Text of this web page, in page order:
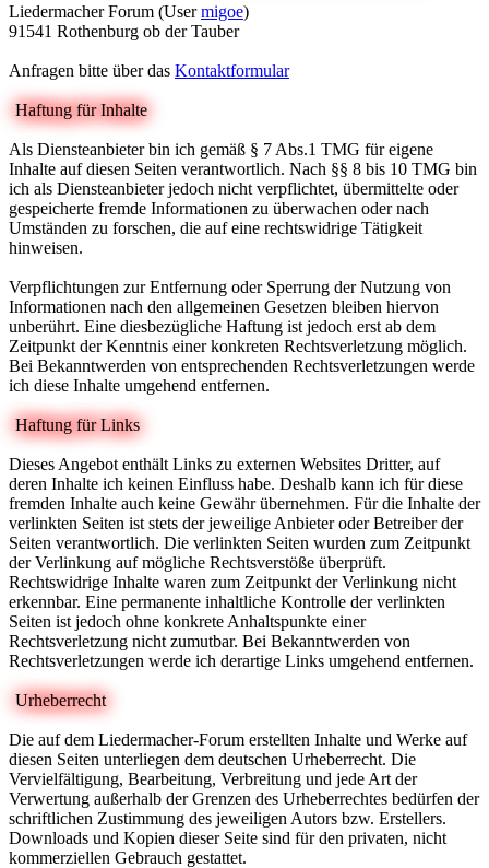
Liedermacher Forum (Usermigoe)
91541 Rothenburg ob der Tauber
Anfragen bitte über das Kontaktformular
Haftung für Inhalte
Als Diensteanbieter bin ich gemäß § 7 Abs.1 TMG für eigene
Inhalte auf diesen Seiten verantwortlich. Nach §§ 8 bis 10 TMG bin
ich als Diensteanbieter jedoch nicht verpflichtet, übermittelte oder
gespeicherte fremde Informationen zu überwachen oder nach
Umständen zu forschen, die auf eine rechtswidrige Tätigkeit
hinweisen.
Verpflichtungen zur Entfernung oder Sperrung der Nutzung von
Informationen nach den allgemeinen Gesetzen bleiben hiervon
unberührt. Eine diesbezügliche Haftung ist jedoch erst ab dem
Zeitpunkt der Kenntnis einer konkreten Rechtsverletzung möglich.
Bei Bekanntwerden von entsprechenden Rechtsverletzungen werde
ich diese Inhalte umgehend entfernen.
Haftung für Links
Dieses Angebot enthält Links zu externen Websites Dritter, auf
deren Inhalte ich keinen Einfluss habe. Deshalb kann ich für diese
fremden Inhalte auch keine Gewähr übernehmen. Für die Inhalte der
verlinkten Seiten ist stets der jeweilige Anbieter oder Betreiber der
Seiten verantwortlich. Die verlinkten Seiten wurden zum Zeitpunkt
der Verlinkung auf mögliche Rechtsverstöße überprüft.
Rechtswidrige Inhalte waren zum Zeitpunkt der Verlinkung nicht
erkennbar. Eine permanente inhaltliche Kontrolle der verlinkten
Seiten ist jedoch ohne konkrete Anhaltspunkte einer
Rechtsverletzung nicht zumutbar. Bei Bekanntwerden von
Rechtsverletzungen werde ich derartige Links umgehend entfernen.
Urheberrecht
Die auf dem Liedermacher-Forum erstellten Inhalte und Werke auf
diesen Seiten unterliegen dem deutschen Urheberrecht. Die
Vervielfältigung, Bearbeitung, Verbreitung und jede Art der
Verwertung außerhalb der Grenzen des Urheberrechtes bedürfen der
schriftlichen Zustimmung des jeweiligen Autors bzw. Erstellers.
Downloads und Kopien dieser Seite sind für den privaten, nicht
kommerziellen Gebrauch gestattet.